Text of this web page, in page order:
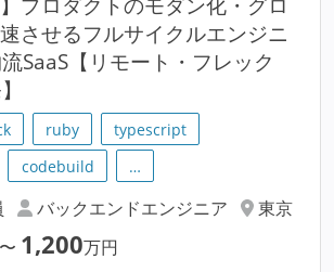
させるフルサイクルエンジニ
SaaS【リモート・フレック
ruby
typescript
codebuild …
バックエンドエンジニア
東京
〜 1,200万円